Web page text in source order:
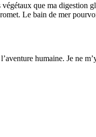
que ma digestion
Le bain de mer
humaine. Je ne